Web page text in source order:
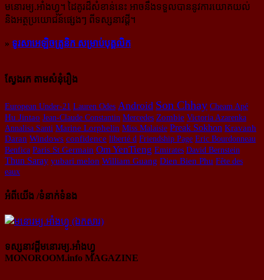
មនោរម្យ.អាំងហ្វូ។ ដៃ​គូរ​ដ៏​សំខាន់​នេះ អាច​នឹង​ទទួល​បាន​នូវ​ការ​យោគយល់
និង​អត្ថ​ប្រយោជន៍​ផ្សេងៗ ពីទស្សនាវដ្ដី។
» ទូរសាអេឡិចត្រូនិក សម្រាប់បុគ្គលិក
ស្វែងរក តាមសំនុំរឿង
European Under-21 Lauren Odes Android Son Chhay Cheam Apé
Hu Jintao Jean-Claude Constantin Mercedes Zombie Victoria Azarenka
Annalisa Santi Marine Lorphelin Miss Malaisie Preak Sokhon Kravanh
Daran Windows confidence liberté d Friendship Page Eric Bourdonneau
Benfica Paris St Germain Om YenTieng Emirates David Bernstein
Thun Saray yubari melon William Guang Dien Bien Phu Fête des
eaux
អំពីយើង /ទំនាក់ទំនង
ទស្សនាវដ្ដីមនោរម្យ.អាំងហ្វូ
MONOROOM.info MAGAZINE